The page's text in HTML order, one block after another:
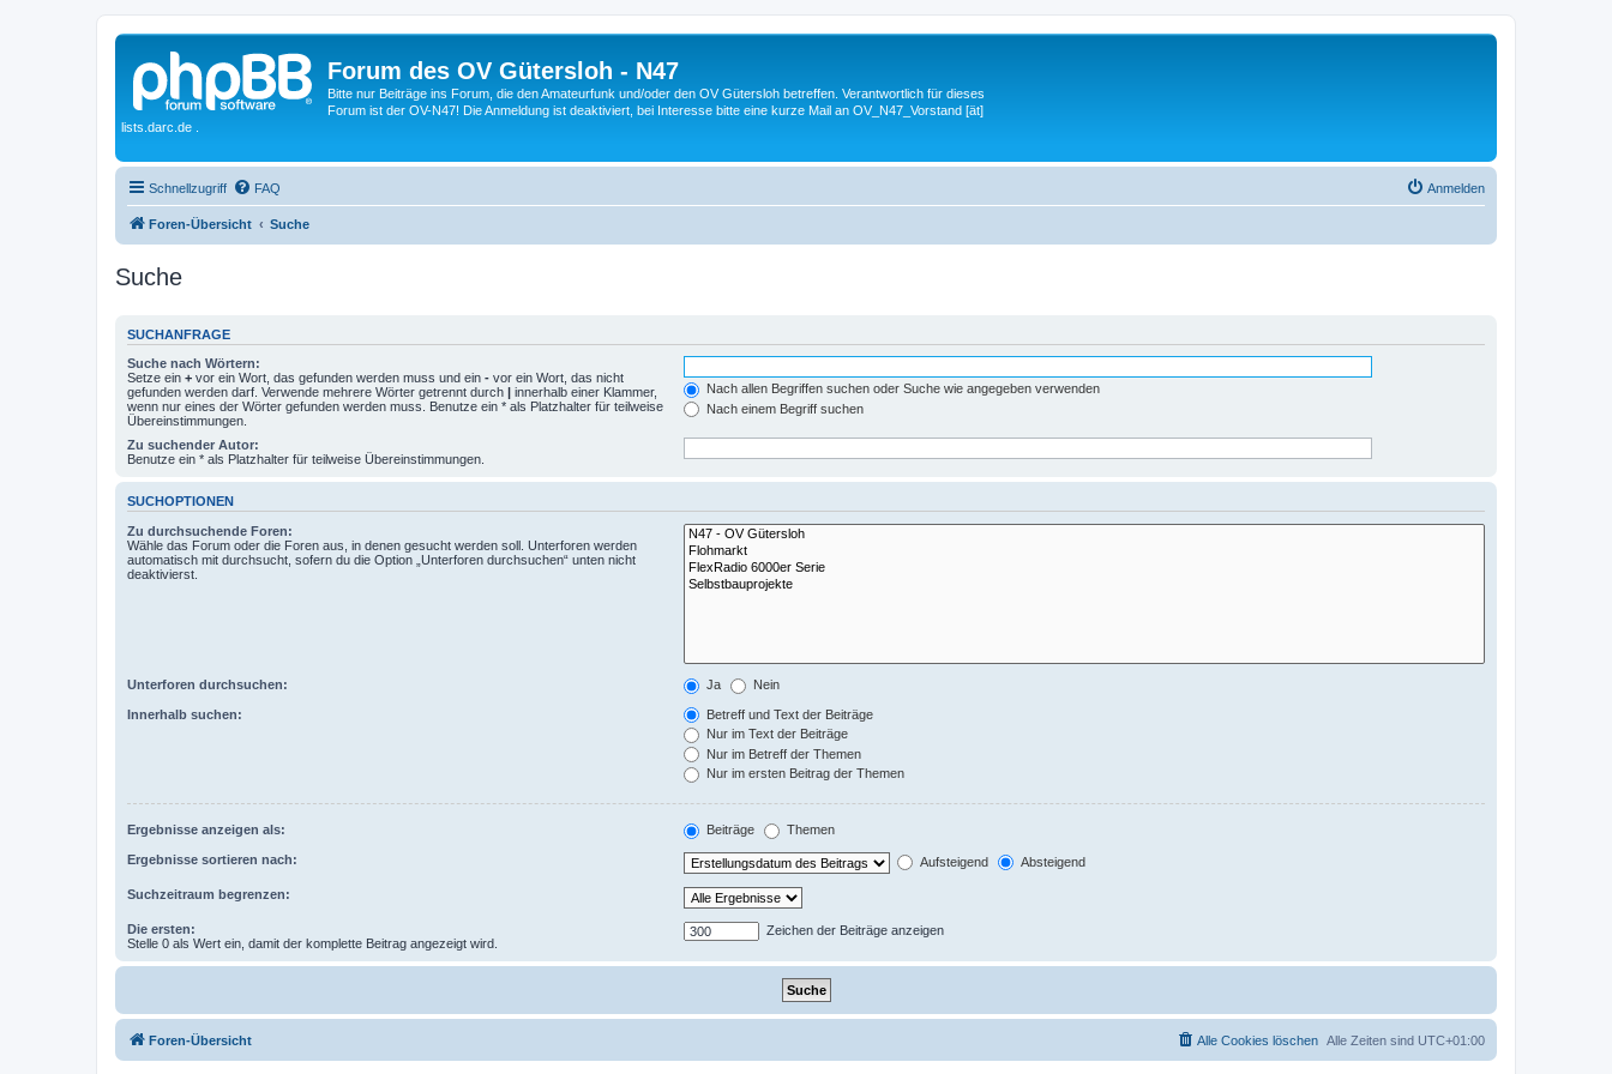
Forum des OV Gütersloh - N47
Bitte nur Beiträge ins Forum, die den Amateurfunk und/oder den OV Gütersloh betreffen. Verantwortlich für dieses
Forum ist der OV-N47! Die Anmeldung ist deaktiviert, bei Interesse bitte eine kurze Mail an OV_N47_Vorstand [ät]
lists.darc.de .
Schnellzugriff FAQ Anmelden
Foren-Übersicht Suche
Suche
SUCHANFRAGE
Suche nach Wörtern:
Setze ein + vor ein Wort, das gefunden werden muss und ein - vor ein Wort, das nicht
gefunden werden darf. Verwende mehrere Wörter getrennt durch | innerhalb einer Klammer,
wenn nur eines der Wörter gefunden werden muss. Benutze ein * als Platzhalter für teilweise
Übereinstimmungen.
Nach allen Begriffen suchen oder Suche wie angegeben verwenden
Nach einem Begriff suchen
Zu suchender Autor:
Benutze ein * als Platzhalter für teilweise Übereinstimmungen.
SUCHOPTIONEN
Zu durchsuchende Foren:
Wähle das Forum oder die Foren aus, in denen gesucht werden soll. Unterforen werden
automatisch mit durchsucht, sofern du die Option „Unterforen durchsuchen“ unten nicht
deaktivierst.
Unterforen durchsuchen: Ja Nein
Innerhalb suchen:
Betreff und Text der Beiträge
Nur im Text der Beiträge
Nur im Betreff der Themen
Nur im ersten Beitrag der Themen
Ergebnisse anzeigen als: Beiträge Themen
Ergebnisse sortieren nach: Aufsteigend Absteigend
Suchzeitraum begrenzen:
Die ersten:
Stelle 0 als Wert ein, damit der komplette Beitrag angezeigt wird.
Zeichen der Beiträge anzeigen
Foren-Übersicht Alle Zeiten sind UTC+01:00
Alle Cookies löschen